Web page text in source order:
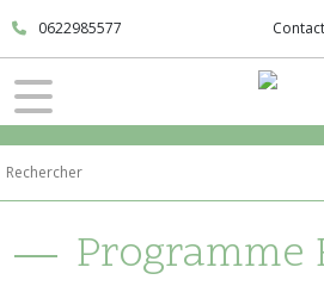
0622985577 Contact
Programme